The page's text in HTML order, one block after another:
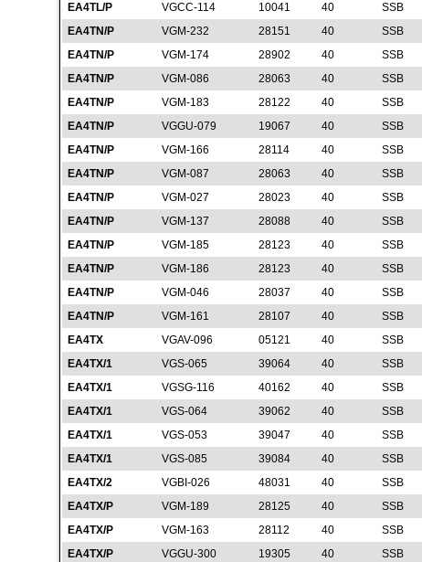
EA4TL/P
VGCC-114 10041 40 SSB
EA4TN/P
VGM-232 28151 40 SSB
EA4TN/P
VGM-174 28902 40 SSB
EA4TN/P
VGM-086 28063 40 SSB
EA4TN/P
VGM-183 28122 40 SSB
EA4TN/P
VGGU-079 19067 40 SSB
EA4TN/P
VGM-166 28114 40 SSB
EA4TN/P
VGM-087 28063 40 SSB
EA4TN/P
VGM-027 28023 40 SSB
EA4TN/P
VGM-137 28088 40 SSB
EA4TN/P
VGM-185 28123 40 SSB
EA4TN/P
VGM-186 28123 40 SSB
EA4TN/P
VGM-046 28037 40 SSB
EA4TN/P
VGM-161 28107 40 SSB
EA4TX
VGAV-096 05121 40 SSB
EA4TX/1
VGS-065 39064 40 SSB
EA4TX/1
VGSG-116 40162 40 SSB
EA4TX/1
VGS-064 39062 40 SSB
EA4TX/1
VGS-053 39047 40 SSB
EA4TX/1
VGS-085 39084 40 SSB
EA4TX/2
VGBI-026 48031 40 SSB
EA4TX/P
VGM-189 28125 40 SSB
EA4TX/P
VGM-163 28112 40 SSB
EA4TX/P
VGGU-300 19305 40 SSB